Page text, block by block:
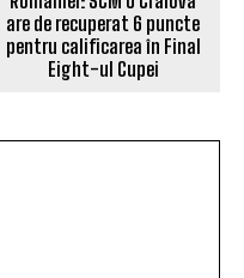
Baschet (M) – Cupa
pentru calificarea în Final